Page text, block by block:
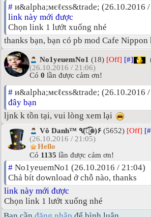
# и&alpha;мєℓєѕѕ&trade; (26.10.2016
link này mới được
Chọn link 1 lướt xuống nhé
thanks bạn, bạn có pb mod Cafe Nippon
No1yeuemNo1 (18) [Off] [#]
(26.10.2016 / 21:06)
Có 0 lần được cảm ơn!
# и&alpha;мєℓєѕѕ&trade; (26.10.2016
đây bạn
ljnk k tồn tại, vui lòng xem lại
Vô Danh™ ٩(͡๏̮͡๏)۶ (5652) [Off]
(26.10.2016 / 21:05)
Hello
Có 1135 lần được cảm ơn!
# No1yeuemNo1 (26.10.2016 / 21:04)
Chả bít download ở chỗ nào, thanks
link này mới được
Chọn link 1 lướt xuống nhé